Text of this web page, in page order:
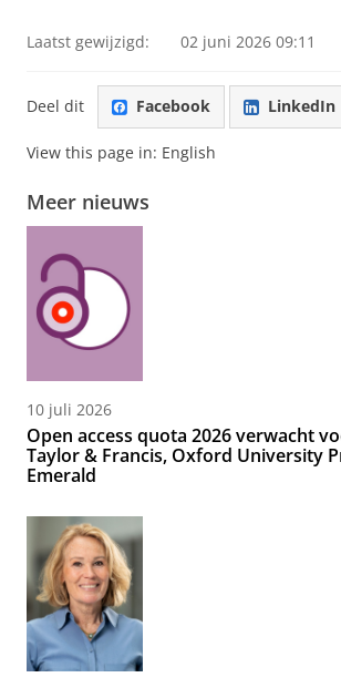
Laatst gewijzigd: 02 juni 2026 09:11
Deel dit Facebook LinkedIn
View this page in: English
Meer nieuws
10 juli 2026
Open access quota 2026 verwacht
Taylor & Francis, Oxford University
Emerald